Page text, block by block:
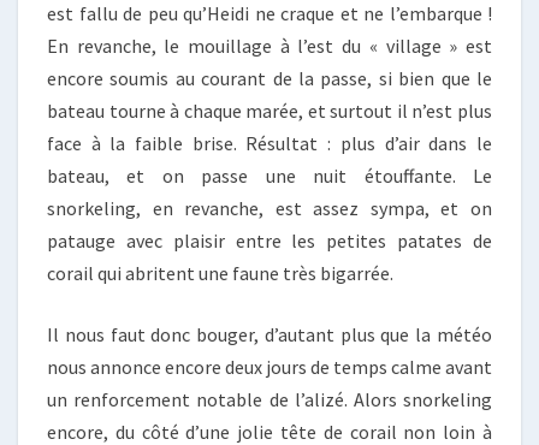
est fallu de peu qu’Heidi ne craque et ne l’embarque !
En revanche, le mouillage à l’est du « village » est
encore soumis au courant de la passe, si bien que le
bateau tourne à chaque marée, et surtout il n’est plus
face à la faible brise. Résultat : plus d’air dans le
bateau, et on passe une nuit étouffante. Le
snorkeling, en revanche, est assez sympa, et on
patauge avec plaisir entre les petites patates de
corail qui abritent une faune très bigarrée.
Il nous faut donc bouger, d’autant plus que la météo
nous annonce encore deux jours de temps calme avant
un renforcement notable de l’alizé. Alors snorkeling
encore, du côté d’une jolie tête de corail non loin à